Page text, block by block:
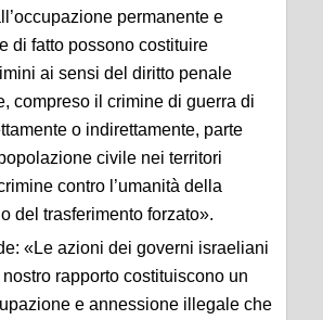
permanente e
di fatto possono costituire
ai sensi del diritto penale
compreso il crimine di guerra di
o indirettamente, parte
civile nei territori
contro l’umanità della
del trasferimento forzato».
«Le azioni dei governi israeliani
rapporto costituiscono un
e annessione illegale che